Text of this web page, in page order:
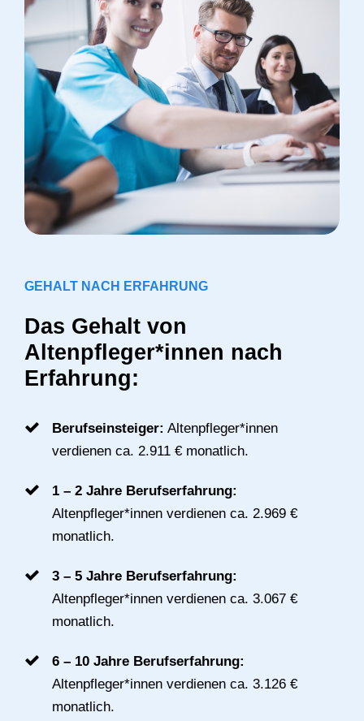
GEHALT NACH ERFAHRUNG
Das Gehalt von
Altenpfleger*innen nach
Erfahrung:
Berufseinsteiger: Altenpfleger*innen
verdienen ca. 2.911 € monatlich.
1 – 2 Jahre Berufserfahrung:
Altenpfleger*innen verdienen ca. 2.969 €
monatlich.
3 – 5 Jahre Berufserfahrung:
Altenpfleger*innen verdienen ca. 3.067 €
monatlich.
6 – 10 Jahre Berufserfahrung:
Altenpfleger*innen verdienen ca. 3.126 €
monatlich.